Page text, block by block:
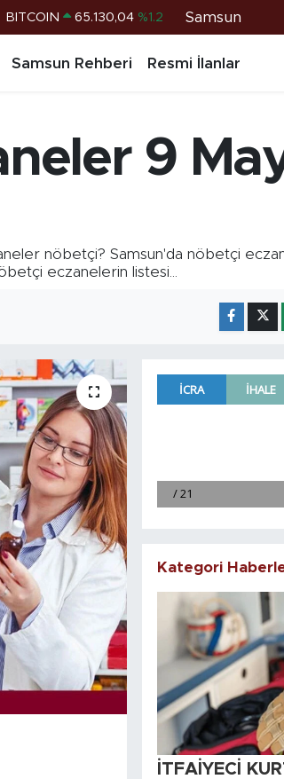
DOLAR 47,7106 %0.17
BİST100 13.773 %-19
BITCOIN 65.130,04 %1.2
Samsun
Samsun Rehberi Resmi İlanlar
9
nöbetçi? Samsun'da nöbetçi
eczanelerin listesi...
Kategori
İTFAİYECİ